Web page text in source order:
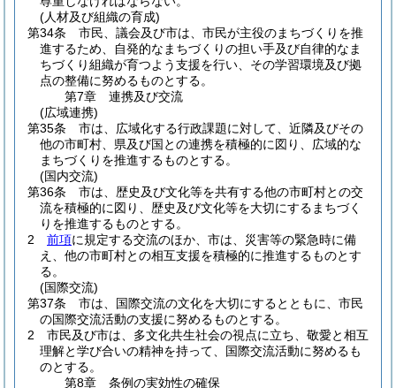
(人材及び組織の育成)
第34条
市民、議会及び市は、市民が主役のまちづくりを推
進するため、自発的なまちづくりの担い手及び自律的なま
ちづくり組織が育つよう支援を行い、その学習環境及び拠
点の整備に努めるものとする。
第7章
連携及び交流
(広域連携)
第35条
市は、広域化する行政課題に対して、近隣及びその
他の市町村、県及び国との連携を積極的に図り、広域的な
まちづくりを推進するものとする。
(国内交流)
第36条
市は、歴史及び文化等を共有する他の市町村との交
流を積極的に図り、歴史及び文化等を大切にするまちづく
りを推進するものとする。
2
前項に規定する交流のほか、市は、災害等の緊急時に備
え、他の市町村との相互支援を積極的に推進するものとす
る。
(国際交流)
第37条
市は、国際交流の文化を大切にするとともに、市民
の国際交流活動の支援に努めるものとする。
2
市民及び市は、多文化共生社会の視点に立ち、敬愛と相互
理解と学び合いの精神を持って、国際交流活動に努めるも
のとする。
第8章
条例の実効性の確保